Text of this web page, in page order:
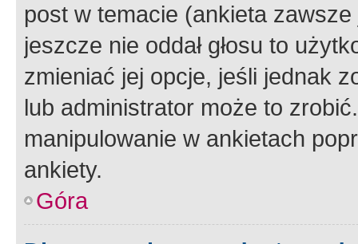
post w temacie (ankieta
jeszcze nie oddał głosu to
zmieniać jej opcje, jeśli jednak
lub administrator może to
manipulowanie w ankietach
ankiety.
Góra